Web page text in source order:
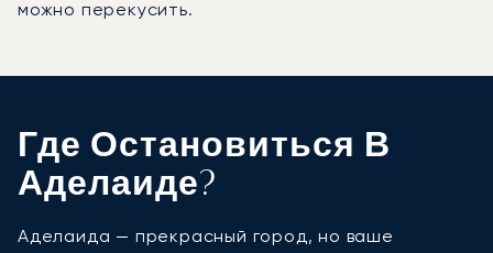
можно перекусить.
Где Остановиться В
Аделаиде?
Аделаида — прекрасный город, но ваше